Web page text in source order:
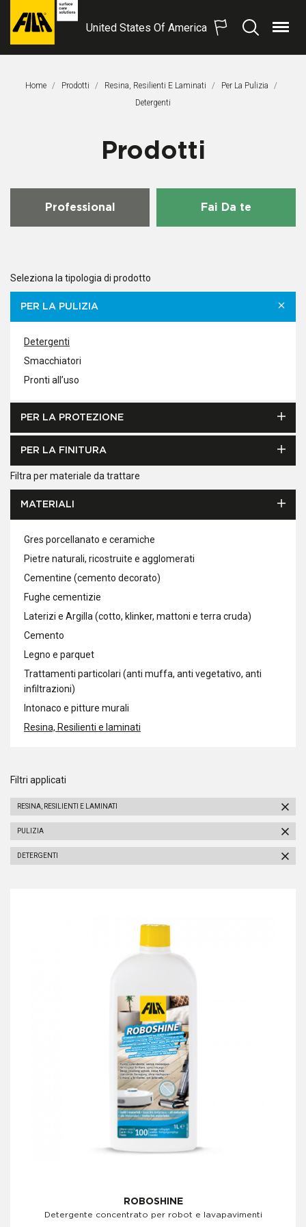
FILA
S.p.A.
United States Of America
SearchMenu
Home Prodotti Resina, Resilienti E Laminati
Per La Pulizia
Pagina Corrente:
Detergenti
Prodotti
Professional Fai Da te
Seleziona la tipologia di prodotto
PER LA PULIZIA
Detergenti
Smacchiatori
Pronti all’uso
PER LA PROTEZIONE
PER LA FINITURA
Filtra per materiale da trattare
MATERIALI
Gres porcellanato e ceramiche
Pietre naturali, ricostruite e agglomerati
Cementine (cemento decorato)
Fughe cementizie
Laterizi e Argilla (cotto, klinker, mattoni e terra cruda)
Cemento
Legno e parquet
Trattamenti particolari (anti muffa, anti vegetativo, anti
infiltrazioni)
Intonaco e pitture murali
Resina, Resilienti e laminati
Filtri applicati
RESINA, RESILIENTI E LAMINATI
PULIZIA
DETERGENTI
ROBOSHINE
Detergente concentrato per robot e lavapavimenti